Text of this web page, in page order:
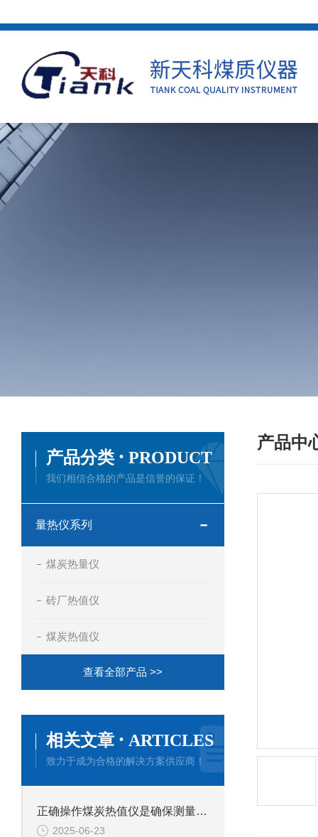
产品中
产品分类 · PRODUCT
我们相信合格的产品是信誉的保证！
量热仪系列
煤炭热量仪
砖厂热值仪
煤炭热值仪
查看全部产品 >>
相关文章 · ARTICLES
致力于成为合格的解决方案供应商！
正确操作煤炭热值仪是确保测量结果准确性的关键
2025-06-23